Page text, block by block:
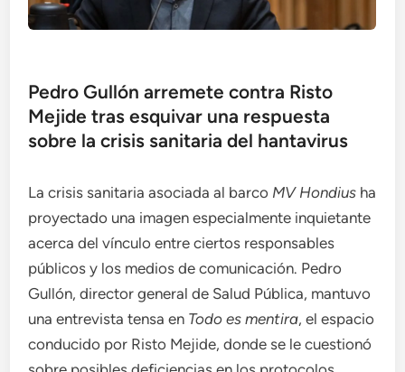
Pedro Gullón arremete contra Risto
Mejide tras esquivar una respuesta
sobre la crisis sanitaria del hantavirus
La crisis sanitaria asociada al barco MV Hondius ha
proyectado una imagen especialmente inquietante
acerca del vínculo entre ciertos responsables
públicos y los medios de comunicación. Pedro
Gullón, director general de Salud Pública, mantuvo
una entrevista tensa en Todo es mentira, el espacio
conducido por Risto Mejide, donde se le cuestionó